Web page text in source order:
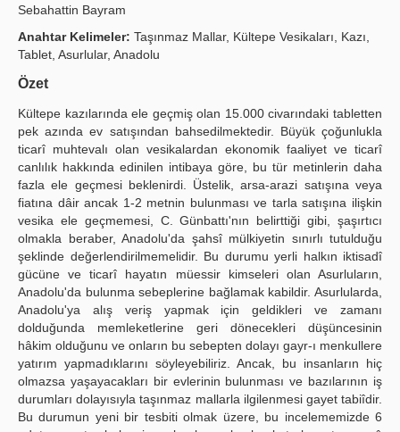
Yayın Politikaları
Kılavuzlar
İletişim
Sebahattin Bayram
Anahtar Kelimeler: Taşınmaz Mallar, Kültepe Vesikaları, Kazı,
Tablet, Asurlular, Anadolu
Özet
Kültepe kazılarında ele geçmiş olan 15.000 civarındaki tabletten
pek azında ev satışından bahsedilmektedir. Büyük çoğunlukla
ticarî muhtevalı olan vesikalardan ekonomik faaliyet ve ticarî
canlılık hakkında edinilen intibaya göre, bu tür metinlerin daha
fazla ele geçmesi beklenirdi. Üstelik, arsa-arazi satışına veya
fiatına dâir ancak 1-2 metnin bulunması ve tarla satışına ilişkin
vesika ele geçmemesi, C. Günbattı'nın belirttiği gibi, şaşırtıcı
olmakla beraber, Anadolu'da şahsî mülkiyetin sınırlı tutulduğu
şeklinde değerlendirilmemelidir. Bu durumu yerli halkın iktisadî
gücüne ve ticarî hayatın müessir kimseleri olan Asurluların,
Anadolu'da bulunma sebeplerine bağlamak kabildir. Asurlularda,
Anadolu'ya alış veriş yapmak için geldikleri ve zamanı
dolduğunda memleketlerine geri dönecekleri düşüncesinin
hâkim olduğunu ve onların bu sebepten dolayı gayr-ı menkullere
yatırım yapmadıklarını söyleyebiliriz. Ancak, bu insanların hiç
olmazsa yaşayacakları bir evlerinin bulunması ve bazılarının iş
durumları dolayısıyla taşınmaz mallarla ilgilenmesi gayet tabiîdir.
Bu durumun yeni bir tesbiti olmak üzere, bu incelememizde 6